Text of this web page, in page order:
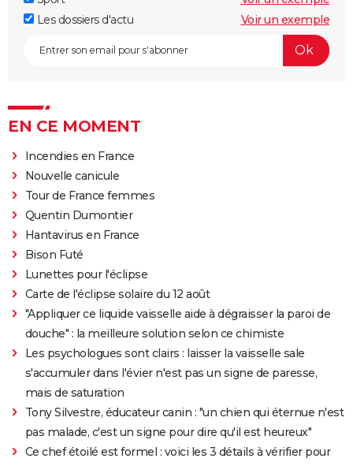
Les dossiers d'actu
Voir un exemple
EN CE MOMENT
Incendies en France
Nouvelle canicule
Tour de France femmes
Quentin Dumontier
Hantavirus en France
Bison Futé
Lunettes pour l'éclipse
Carte de l'éclipse solaire du 12 août
"Appliquer ce liquide vaisselle aide à dégraisser la paroi de
douche" : la meilleure solution selon ce chimiste
Les psychologues sont clairs : laisser la vaisselle sale
s'accumuler dans l'évier n'est pas un signe de paresse,
mais de saturation
Tony Silvestre, éducateur canin : "un chien qui éternue n'est
pas malade, c'est un signe pour dire qu'il est heureux"
Ce chef étoilé est formel : voici les 3 détails à vérifier pour